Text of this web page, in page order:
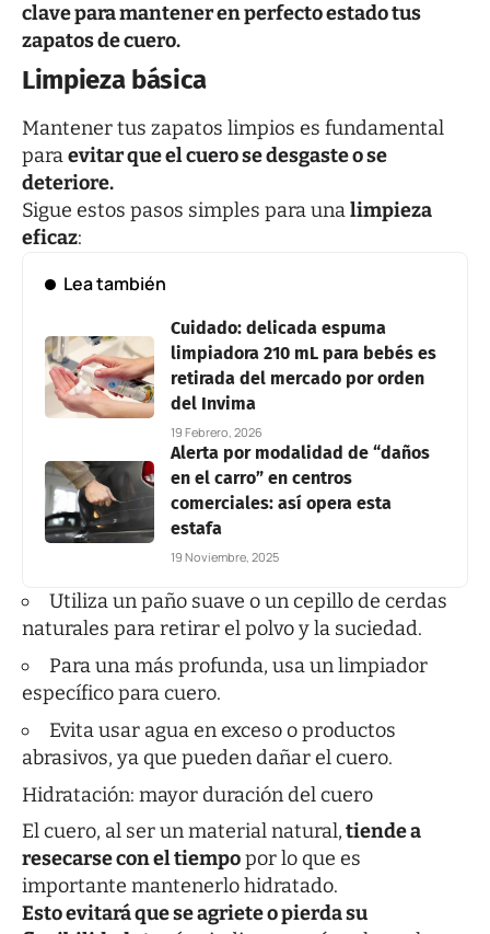
clave para mantener en perfecto estado tus
zapatos de cuero.
Limpieza básica
Mantener tus zapatos limpios es fundamental
paraevitar que el cuero se desgaste o se
deteriore.
Sigue estos pasos simples para unalimpieza
eficaz:
Lea también
Cuidado: delicada espuma
limpiadora 210 mL para bebés es
retirada del mercado por orden
del Invima
19 Febrero, 2026
Alerta por modalidad de “daños
en el carro” en centros
comerciales: así opera esta
estafa
19 Noviembre, 2025
Utiliza un paño suave o un cepillo de cerdas
naturales para retirar el polvo y la suciedad.
Para una más profunda, usa un limpiador
específico para cuero.
Evita usar agua en exceso o productos
abrasivos, ya que pueden dañar el cuero.
Hidratación: mayor duración del cuero
El cuero, al ser un material natural,tiende a
resecarse con el tiempopor lo que es
importante mantenerlo hidratado.
Esto evitará que se agriete o pierda su